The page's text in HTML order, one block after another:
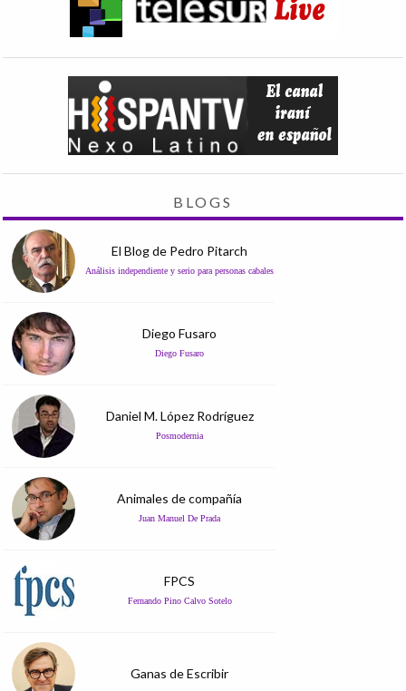
BLOGS
El Blog de Pedro Pitarch
Análisis independiente y serio para personas cabales
Diego Fusaro
Diego Fusaro
Daniel M. López Rodríguez
Posmodernia
Animales de compañía
Juan Manuel De Prada
FPCS
Fernando Pino Calvo Sotelo
Ganas de Escribir